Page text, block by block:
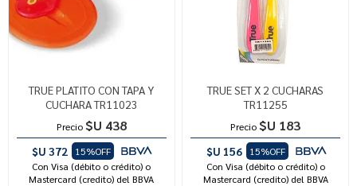
TRUE PLATITO CON TAPA Y
CUCHARA TR11023
Precio $U 438
$U 372
15%OFF
Con Visa (débito o crédito) o
Mastercard (credito) del BBVA
TRUE SET X 2 CUCHARAS
TR11255
Precio $U 183
$U 156
15%OFF
Con Visa (débito o crédito) o
Mastercard (credito) del BBVA